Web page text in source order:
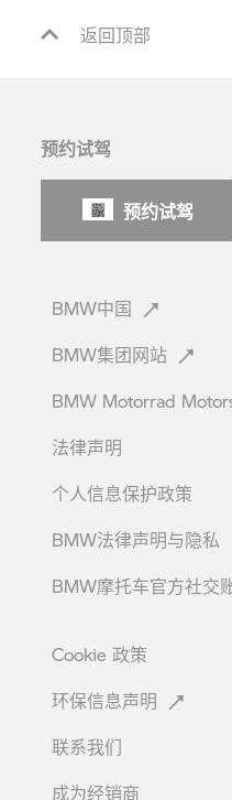
返回顶部
预约试驾
预约试驾
BMW中国
BMW集团网站
BMW Motorrad
法律声明
个人信息保护政策
BMW法律声明与隐私
BMW摩托车官方社交
Cookie政策
环保信息声明
联系我们
成为经销商